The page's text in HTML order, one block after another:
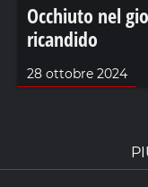
Occhiuto nel
ricandido
28 ottobre 2024